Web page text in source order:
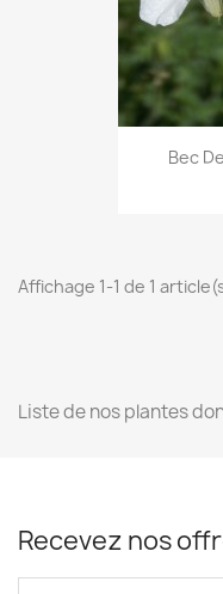
Bec
Affichage 1-1 de 1
Liste de nos plantes
Recevez nos